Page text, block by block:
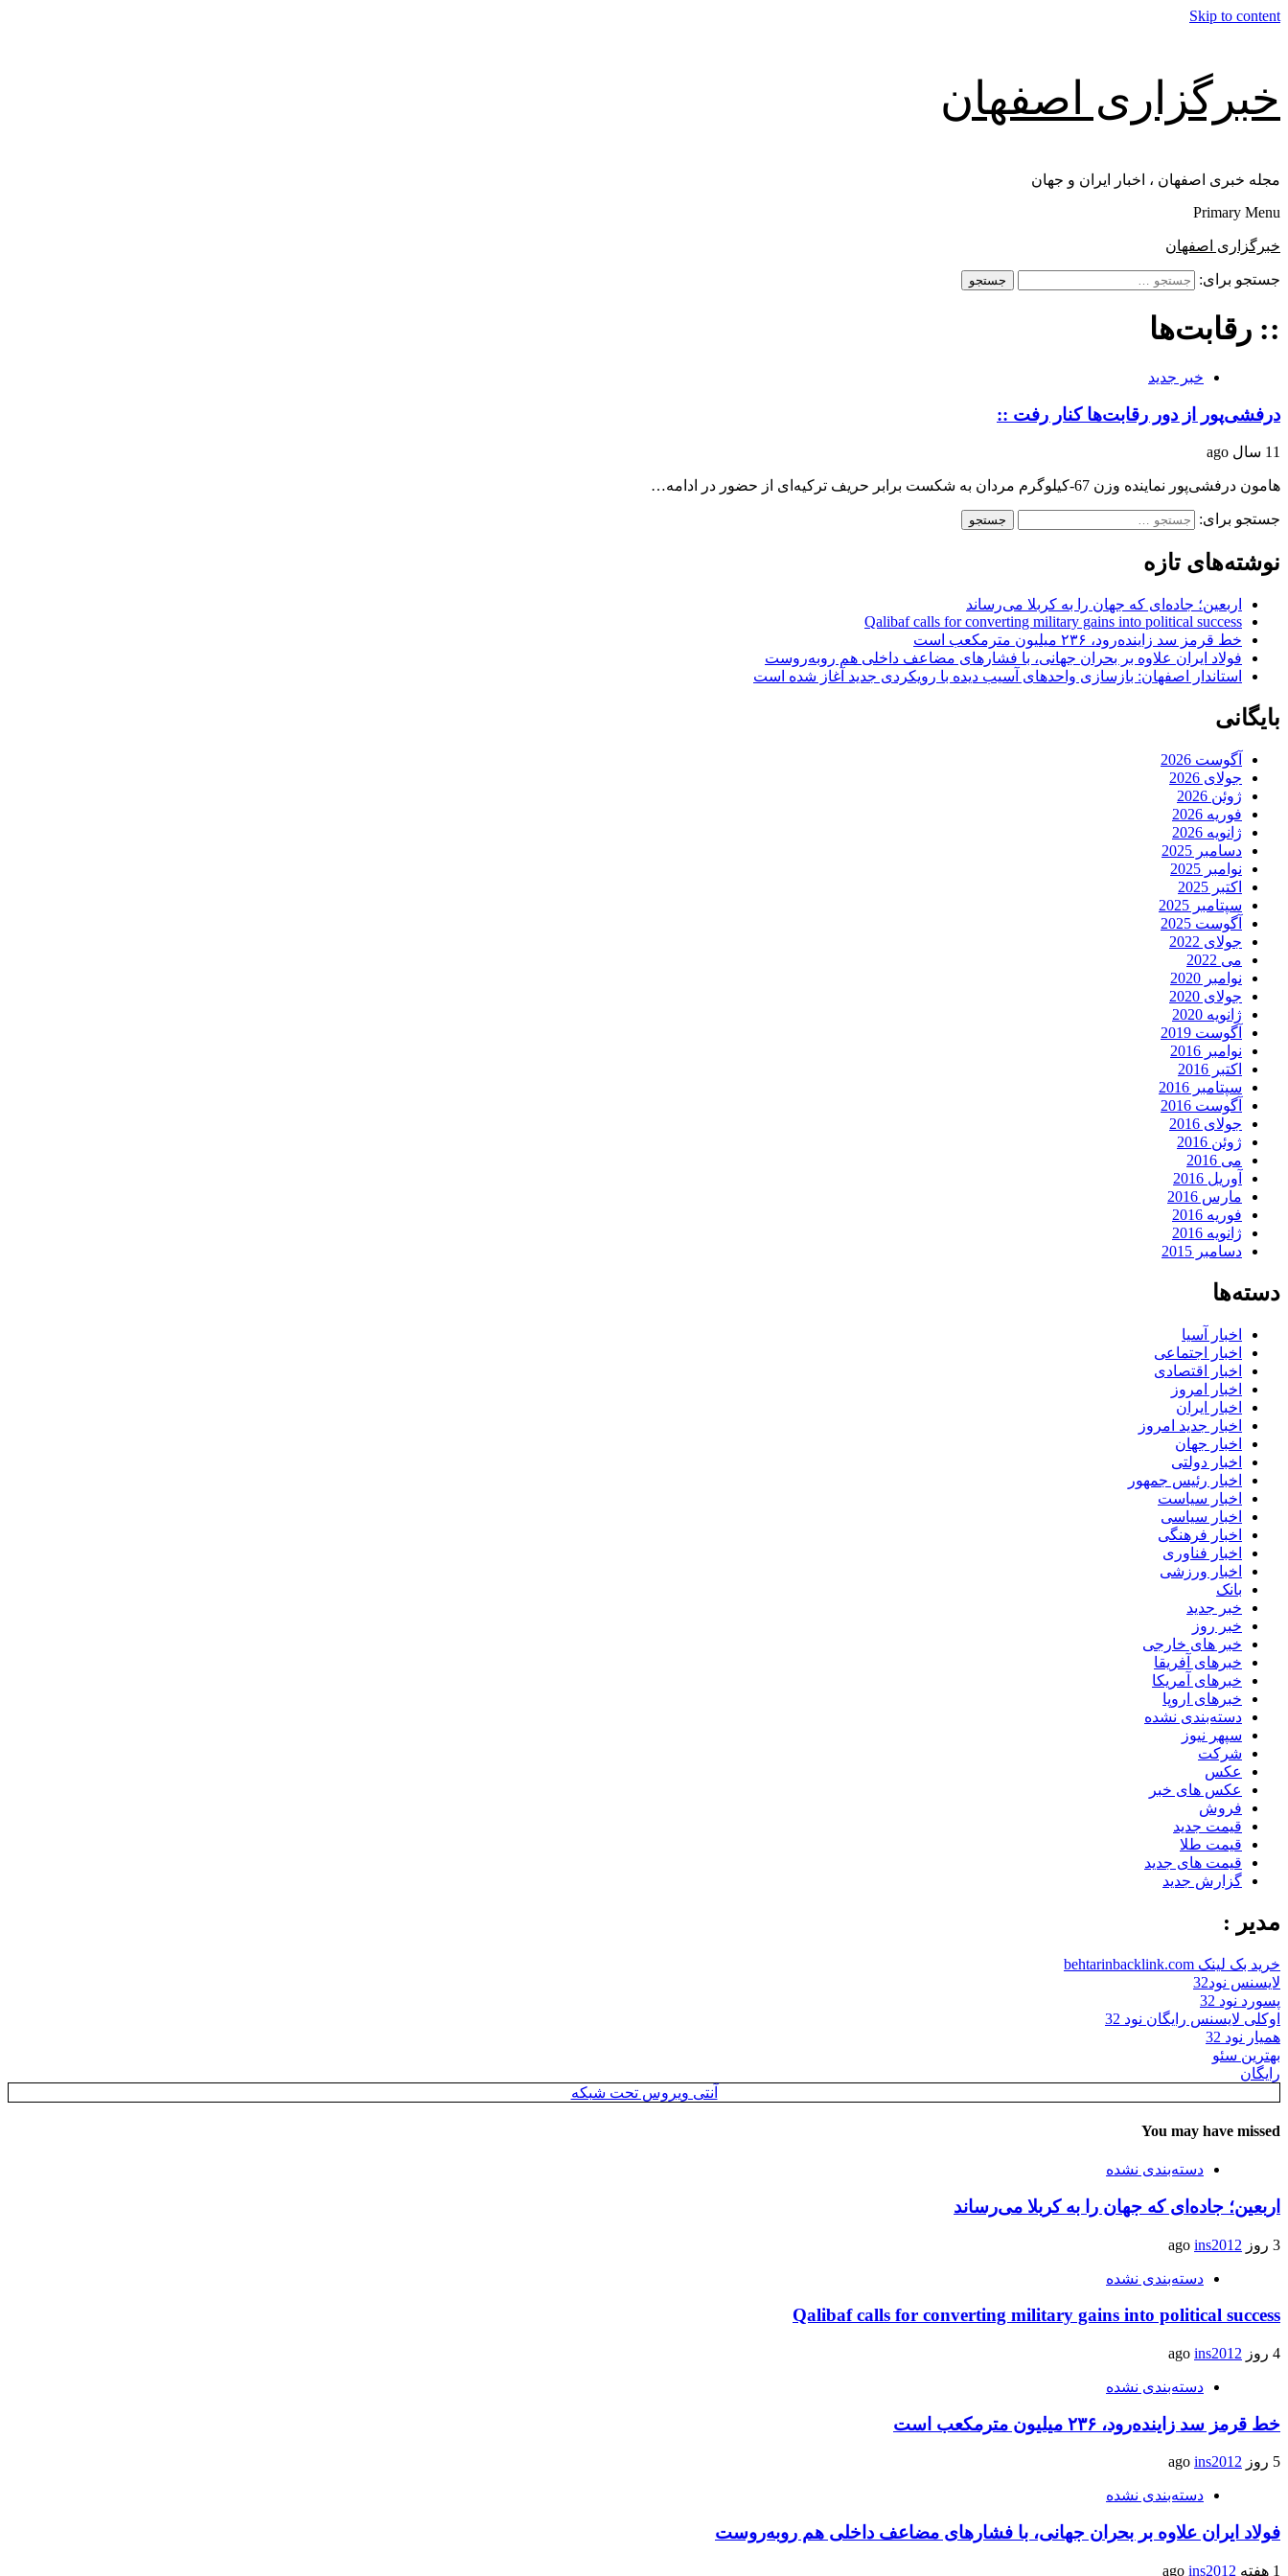
Skip to content
خبرگزاری اصفهان
مجله خبری اصفهان ، اخبار ایران و جهان
Primary Menu
خبرگزاری اصفهان
جستجو برای:
:: رقابت‌ها
خبر جدید
درفشی‌پور از دور رقابت‌ها کنار رفت ::
11 سال ago
هامون درفشی‌پور نماینده وزن 67-کیلوگرم مردان به شکست برابر حریف ترکیه‌ای از حضور در ادامه…
جستجو برای:
نوشته‌های تازه
اربعین؛ جاده‌ای که جهان را به کربلا می‌رساند
Qalibaf calls for converting military gains into political success
خط قرمز سد زاینده‌رود، ۲۳۶ میلیون مترمکعب است
فولاد ایران علاوه بر بحران جهانی، با فشارهای مضاعف داخلی هم روبه‌روست
استاندار اصفهان: بازسازی واحدهای آسیب دیده با رویکردی جدید آغاز شده است
بایگانی
آگوست 2026
جولای 2026
ژوئن 2026
فوریه 2026
ژانویه 2026
دسامبر 2025
نوامبر 2025
اکتبر 2025
سپتامبر 2025
آگوست 2025
جولای 2022
می 2022
نوامبر 2020
جولای 2020
ژانویه 2020
آگوست 2019
نوامبر 2016
اکتبر 2016
سپتامبر 2016
آگوست 2016
جولای 2016
ژوئن 2016
می 2016
آوریل 2016
مارس 2016
فوریه 2016
ژانویه 2016
دسامبر 2015
دسته‌ها
اخبار آسیا
اخبار اجتماعی
اخبار اقتصادی
اخبار امروز
اخبار ایران
اخبار جدید امروز
اخبار جهان
اخبار دولتی
اخبار رئیس جمهور
اخبار سیاست
اخبار سیاسی
اخبار فرهنگی
اخبار فناوری
اخبار ورزشی
بانک
خبر جدید
خبر روز
خبر های خارجی
خبرهای آفریقا
خبرهای آمریکا
خبرهای اروپا
دسته‌بندی نشده
سپهر نیوز
شرکت
عکس
عکس های خبر
فروش
قیمت جدید
قیمت طلا
قیمت های جدید
گزارش جدید
مدیر :
خرید بک لینک behtarinbacklink.com
لایسنس نود32
پسورد نود 32
اوکلی لایسنس رایگان نود 32
همیار نود 32
بهترین سئو
رایگان
آنتی ویروس تحت شبکه
You may have missed
دسته‌بندی نشده
اربعین؛ جاده‌ای که جهان را به کربلا می‌رساند
3 روز ago ins2012
دسته‌بندی نشده
Qalibaf calls for converting military gains into political success
4 روز ago ins2012
دسته‌بندی نشده
خط قرمز سد زاینده‌رود، ۲۳۶ میلیون مترمکعب است
5 روز ago ins2012
دسته‌بندی نشده
فولاد ایران علاوه بر بحران جهانی، با فشارهای مضاعف داخلی هم روبه‌روست
1 هفته ago ins2012